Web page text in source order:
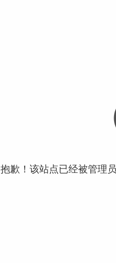
抱歉！该站点已经被管理